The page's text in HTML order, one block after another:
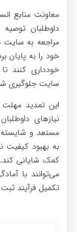
معاونت منابع
داوطلبان
مراجعه به سایت
خود را به پایان
خودداری کنند
سایت جلوگیری
این تمدید
نیازهای
مستعد و شایسته
به بهبود کیفیت
کمک شایانی
می‌توانند با
تکمیل فرآیند